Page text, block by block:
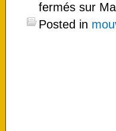
fermés sur
Posted in